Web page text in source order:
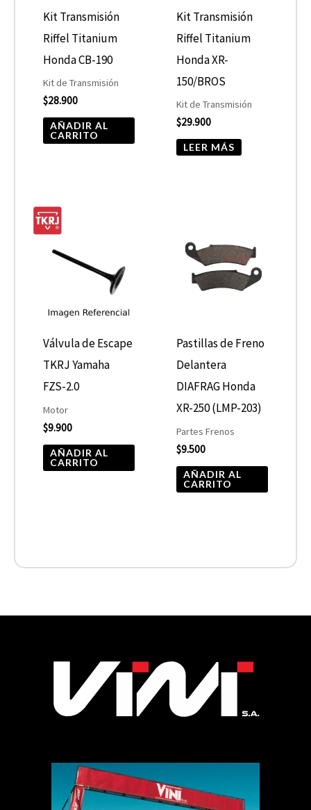
Kit Transmisión
Riffel Titanium
Honda CB-190
Kit de Transmisión
$28.900
AÑADIR AL
CARRITO
Kit Transmisión
Riffel Titanium
Honda XR-
150/BROS
Kit de Transmisión
$29.900
LEER MÁS
Válvula de Escape
TKRJ Yamaha
FZS-2.0
Motor
$9.900
AÑADIR AL
CARRITO
Pastillas de Freno
Delantera
DIAFRAG Honda
XR-250 (LMP-203)
Partes Frenos
$9.500
AÑADIR AL
CARRITO